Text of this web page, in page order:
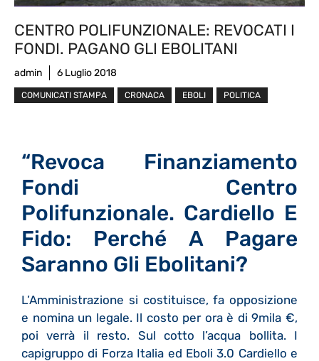
CENTRO POLIFUNZIONALE: REVOCATI I
FONDI. PAGANO GLI EBOLITANI
admin 6 Luglio 2018
COMUNICATI STAMPA CRONACA EBOLI POLITICA
“Revoca Finanziamento
Fondi Centro
Polifunzionale. Cardiello E
Fido: Perché A Pagare
Saranno Gli Ebolitani?
L’Amministrazione si costituisce, fa opposizione
e nomina un legale. Il costo per ora è di 9mila €,
poi verrà il resto. Sul cotto l’acqua bollita. I
capigruppo di Forza Italia ed Eboli 3.0 Cardiello e